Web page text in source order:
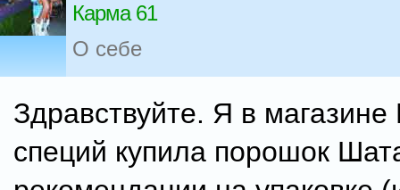
Карма 61
О себе
Здравствуйте. Я в магазине
специй купила порошок